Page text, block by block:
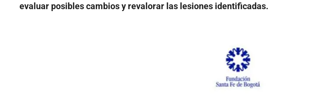
evaluar posibles cambios y revalorar las lesiones identificadas.